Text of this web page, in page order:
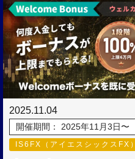
2025.11.04
開催期間： 2025年11月3日〜
IS6FX（アイエスシックスFX）